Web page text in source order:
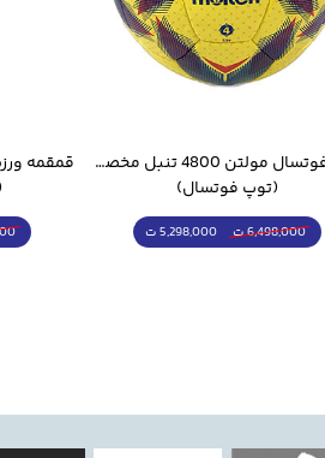
توپ فوتسال مولتن 4800 تنبل مخصوص سالن
(توپ فوتسال)
6,498,000 ت 5,298,000 ت